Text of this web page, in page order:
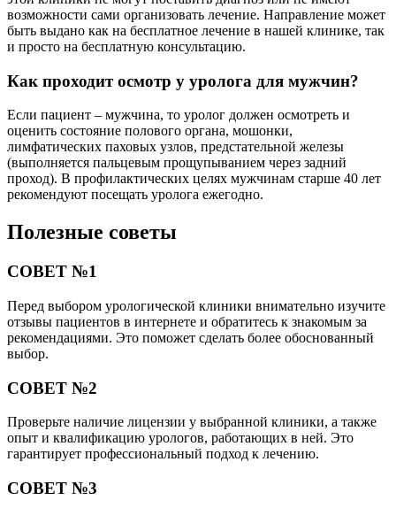
возможности сами организовать лечение. Направление может
быть выдано как на бесплатное лечение в нашей клинике, так
и просто на бесплатную консультацию.
Как проходит осмотр у уролога для мужчин?
Если пациент – мужчина, то уролог должен осмотреть и
оценить состояние полового органа, мошонки,
лимфатических паховых узлов, предстательной железы
(выполняется пальцевым прощупыванием через задний
проход). В профилактических целях мужчинам старше 40 лет
рекомендуют посещать уролога ежегодно.
Полезные советы
СОВЕТ №1
Перед выбором урологической клиники внимательно изучите
отзывы пациентов в интернете и обратитесь к знакомым за
рекомендациями. Это поможет сделать более обоснованный
выбор.
СОВЕТ №2
Проверьте наличие лицензии у выбранной клиники, а также
опыт и квалификацию урологов, работающих в ней. Это
гарантирует профессиональный подход к лечению.
СОВЕТ №3